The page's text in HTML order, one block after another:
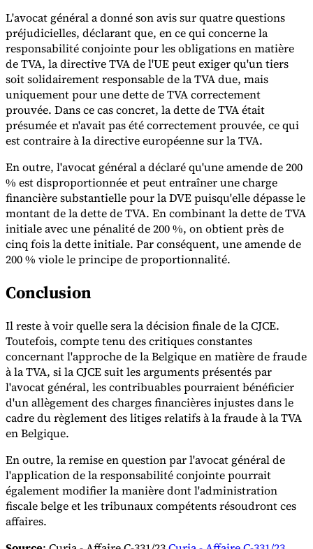
L'avocat général a donné son avis sur quatre questions
préjudicielles, déclarant que, en ce qui concerne la
responsabilité conjointe pour les obligations en matière
de TVA, la directive TVA de l'UE peut exiger qu'un tiers
soit solidairement responsable de la TVA due, mais
uniquement pour une dette de TVA correctement
prouvée. Dans ce cas concret, la dette de TVA était
présumée et n'avait pas été correctement prouvée, ce qui
est contraire à la directive européenne sur la TVA.
En outre, l'avocat général a déclaré qu'une amende de 200
% est disproportionnée et peut entraîner une charge
financière substantielle pour la DVE puisqu'elle dépasse le
montant de la dette de TVA. En combinant la dette de TVA
initiale avec une pénalité de 200 %, on obtient près de
cinq fois la dette initiale. Par conséquent, une amende de
200 % viole le principe de proportionnalité.
Conclusion
Il reste à voir quelle sera la décision finale de la CJCE.
Toutefois, compte tenu des critiques constantes
concernant l'approche de la Belgique en matière de fraude
à la TVA, si la CJCE suit les arguments présentés par
l'avocat général, les contribuables pourraient bénéficier
d'un allègement des charges financières injustes dans le
cadre du règlement des litiges relatifs à la fraude à la TVA
en Belgique.
En outre, la remise en question par l'avocat général de
l'application de la responsabilité conjointe pourrait
également modifier la manière dont l'administration
fiscale belge et les tribunaux compétents résoudront ces
affaires.